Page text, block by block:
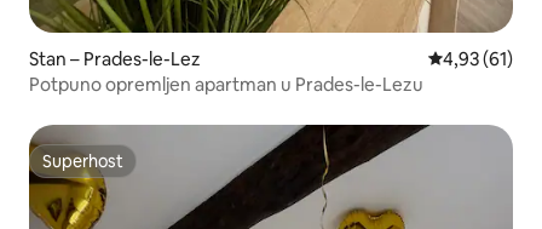
Stan – Prades-le-Lez Prosječna
4,93 (61)
Potpuno opremljen apartman u Prades-le-Lezu
Superhost
Superhost